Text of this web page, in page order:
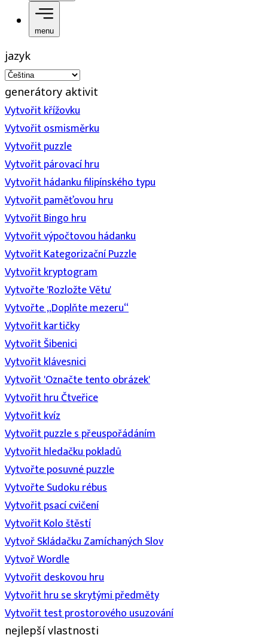
menu
jazyk
generátory aktivit
Vytvořit křížovku
Vytvořit osmisměrku
Vytvořit puzzle
Vytvořit párovací hru
Vytvořit hádanku filipínského typu
Vytvořit paměťovou hru
Vytvořit Bingo hru
Vytvořit výpočtovou hádanku
Vytvořit Kategorizační Puzzle
Vytvořit kryptogram
Vytvořte 'Rozložte Větu'
Vytvořte „Doplňte mezeru“
Vytvořit kartičky
Vytvořit Šibenici
Vytvořit klávesnici
Vytvořit 'Označte tento obrázek'
Vytvořit hru Čtveřice
Vytvořit kvíz
Vytvořit puzzle s přeuspořádáním
Vytvořit hledačku pokladů
Vytvořte posuvné puzzle
Vytvořte Sudoku rébus
Vytvořit psací cvičení
Vytvořit Kolo štěstí
Vytvoř Skládačku Zamíchaných Slov
Vytvoř Wordle
Vytvořit deskovou hru
Vytvořit hru se skrytými předměty
Vytvořit test prostorového usuzování
nejlepší vlastnosti